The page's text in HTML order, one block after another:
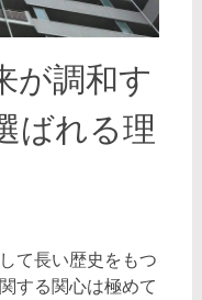
が調和す
ばれる理
て長い歴史をもつ
する関心は極めて